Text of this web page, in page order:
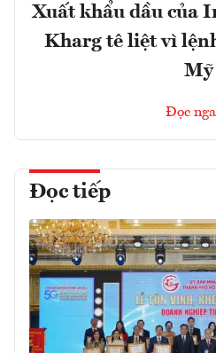
Xuất khẩu dầu của
Kharg tê liệt vì
Mỹ
Đọc
Đọc tiếp